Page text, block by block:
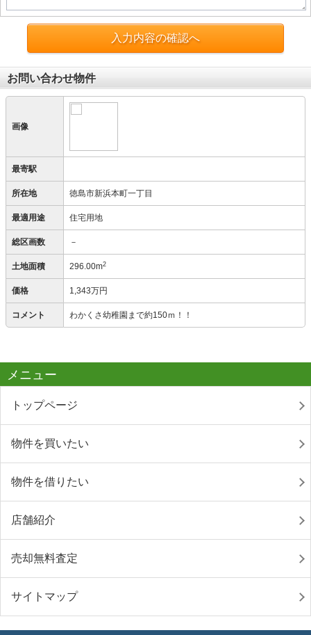
入力内容の確認へ
お問い合わせ物件
画像
最寄駅
所在地 徳島市新浜本町一丁目
最適用途 住宅用地
総区画数 －
土地面積 296.00m2
価格 1,343万円
コメント わかくさ幼稚園まで約150ｍ！！
メニュー
トップページ
物件を買いたい
物件を借りたい
店舗紹介
売却無料査定
サイトマップ